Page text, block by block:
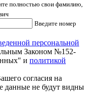
полностью свои фамилию,
Введите номер
персональной
Законом №152-
и политикой
согласия на
данные не будут видны